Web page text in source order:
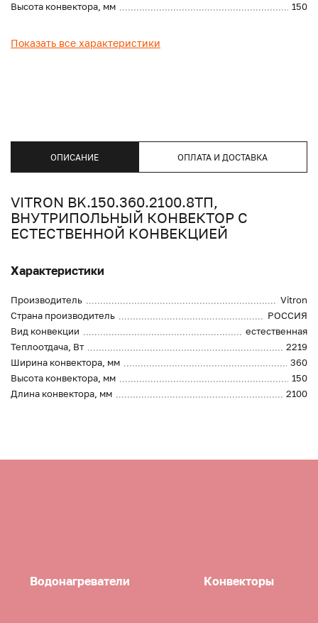
Высота конвектора, мм
150
Показать все характеристики
ОПИСАНИЕ ОПЛАТА И ДОСТАВКА
VITRON BK.150.360.2100.8ТП,
ВНУТРИПОЛЬНЫЙ КОНВЕКТОР С
ЕСТЕСТВЕННОЙ КОНВЕКЦИЕЙ
Характеристики
Производитель
Vitron
Страна производитель
РОССИЯ
Вид конвекции
естественная
Теплоотдача, Вт
2219
Ширина конвектора, мм
360
Высота конвектора, мм
150
Длина конвектора, мм
2100
Водонагреватели Конвекторы